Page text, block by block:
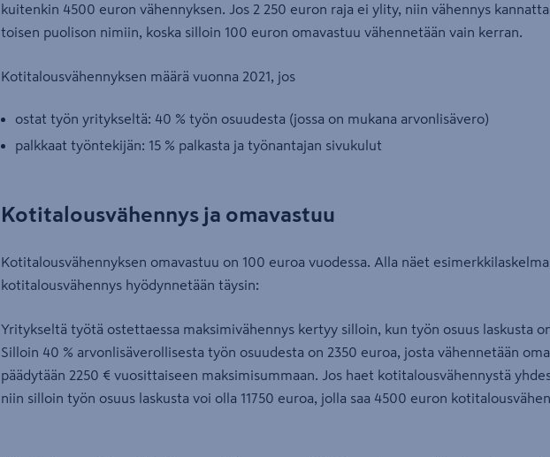
kuitenkin 4500 euron vähennyksen. Jos 2 250 euron raja ei ylity, niin vähennys
toisen puolison nimiin, koska silloin 100 euron omavastuu vähennetään vain kerran.
Kotitalousvähennyksen määrä vuonna 2021, jos
ostat työn yritykseltä: 40 % työn osuudesta (jossa on mukana arvonlisävero)
palkkaat työntekijän: 15 % palkasta ja työnantajan sivukulut
Kotitalousvähennys ja omavastuu
Kotitalousvähennyksen omavastuu on 100 euroa vuodessa. Alla näet
kotitalousvähennys hyödynnetään täysin:
Yritykseltä työtä ostettaessa maksimivähennys kertyy silloin, kun työn osuus laskusta on
Silloin 40 % arvonlisäverollisesta työn osuudesta on 2350 euroa, josta vähennetään
päädytään 2250 € vuosittaiseen maksimisummaan. Jos haet kotitalousvähennystä
niin silloin työn osuus laskusta voi olla 11750 euroa, jolla saa 4500 euron